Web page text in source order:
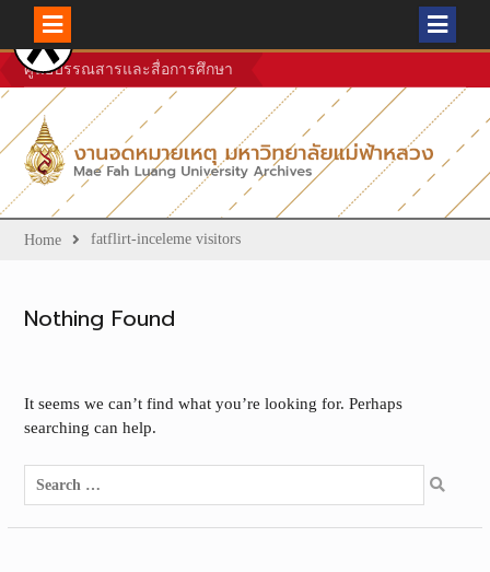
Skip
to
content
ศูนย์บรรณสารและสื่อการศึกษา
Home fatflirt-inceleme visitors
Nothing Found
It seems we can’t find what you’re looking for. Perhaps
searching can help.
Search
for: